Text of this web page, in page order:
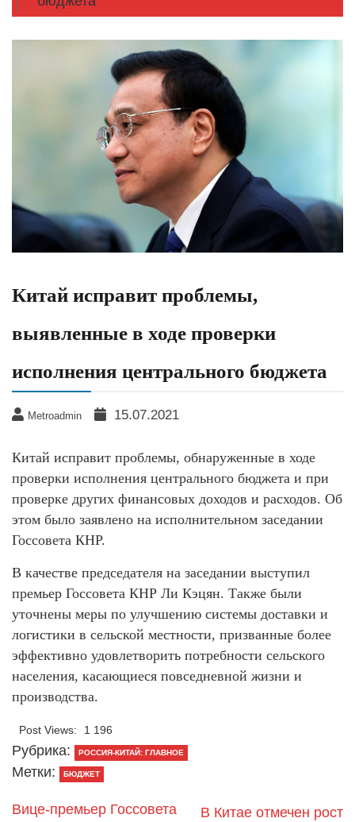
Китай исправит проблемы,
выявленные в ходе проверки
исполнения центрального бюджета
Metroadmin 15.07.2021
Китай исправит проблемы, обнаруженные в ходе
проверки исполнения центрального бюджета и при
проверке других финансовых доходов и расходов. Об
этом было заявлено на исполнительном заседании
Госсовета КНР.
В качестве председателя на заседании выступил
премьер Госсовета КНР Ли Кэцян. Также были
уточнены меры по улучшению системы доставки и
логистики в сельской местности, призванные более
эффективно удовлетворить потребности сельского
населения, касающиеся повседневной жизни и
производства.
Post Views: 1 196
Рубрика: РОССИЯ-КИТАЙ: ГЛАВНОЕ
Метки: БЮДЖЕТ
Вице-премьер Госсовета
В Китае отмечен рост